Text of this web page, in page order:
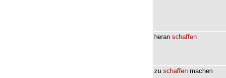
heran schaffen
zu schaffen machen